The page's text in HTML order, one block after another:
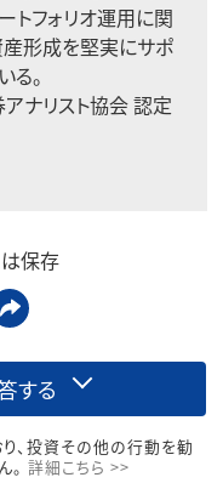
フォリオ運用に関
形成を堅実にサポ
る。
ナリスト協会 認定
保存
する
、投資その他の行動を勧
。 詳細こちら >>